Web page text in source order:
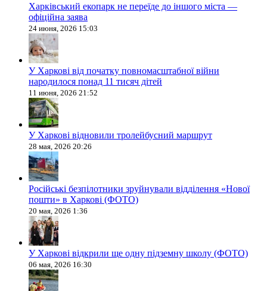
Харківський екопарк не переїде до іншого міста —
офіційна заява
24 июня, 2026 15:03
У Харкові від початку повномасштабної війни
народилося понад 11 тисяч дітей
11 июня, 2026 21:52
У Харкові відновили тролейбусний маршрут
28 мая, 2026 20:26
Російські безпілотники зруйнували відділення «Нової
пошти» в Харкові (ФОТО)
20 мая, 2026 1:36
У Харкові відкрили ще одну підземну школу (ФОТО)
06 мая, 2026 16:30